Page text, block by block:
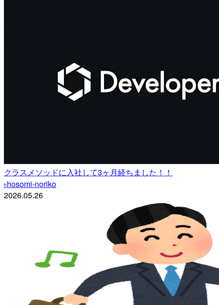
クラスメソッドに入社して3ヶ月経ちました！！
hhosomi-noriko
2026.05.26